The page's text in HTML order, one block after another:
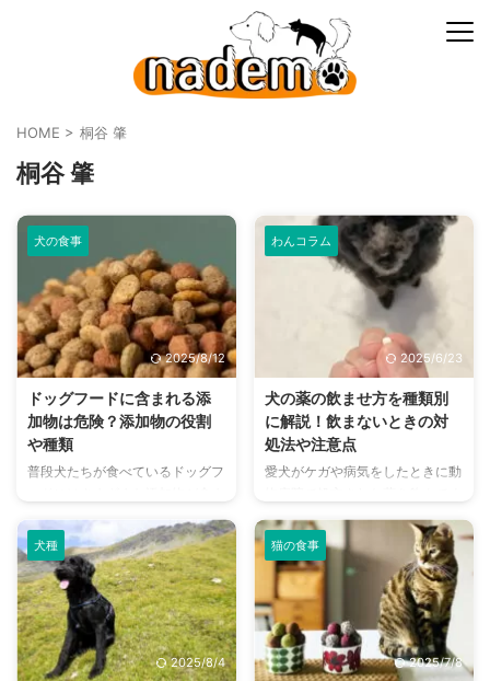
HOME > 桐谷 肇
桐谷 肇
犬の食事
2025/8/12
ドッグフードに含まれる添
加物は危険？添加物の役割
や種類
普段犬たちが食べているドッグフ
れています。 食いつきを良くす
るための香料や、フードの劣化を
防ぐための保存料など用途は多様
ですが、添加物の中には本来必要
のないものや、健康への影響が懸
念されているものもあります。
添加物のメリットとデメリットの
両方を知っておくことで適切なド
わんコラム
2025/6/23
犬の薬の飲ませ方を種類別
に解説！飲まないときの対
処法や注意点
愛犬がケガや病気をしたときに動
れないと困りますよね。 薬のニ
オイや味が苦手な犬は多いので、
頑張って飲ませようとしても警戒
してなかなか飲んでくれないこと
も多いのではないでしょうか？
こちらの記事では犬の薬の飲ませ
方を種類別に解説しています。犬
が薬を飲んでくれない原因や飲ま
犬種
2025/8/4
猫の食事
2025/7/8